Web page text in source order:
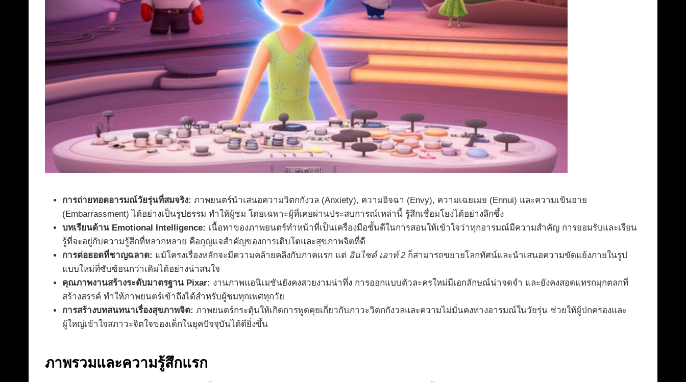
การถ่ายทอดอารมณ์วัยรุ่นที่สมจริง: ภาพยนตร์นำเสนอความวิตกกังวล (Anxiety), ความอิจฉา (Envy), ความเฉยเมย (Ennui) และความเขินอาย
(Embarrassment) ได้อย่างเป็นรูปธรรม ทำให้ผู้ชม โดยเฉพาะผู้ที่เคยผ่านประสบการณ์เหล่านี้ รู้สึกเชื่อมโยงได้อย่างลึกซึ้ง
บทเรียนด้าน Emotional Intelligence: เนื้อหาของภาพยนตร์ทำหน้าที่เป็นเครื่องมือชั้นดีในการสอนให้เข้าใจว่าทุกอารมณ์มีความสำคัญ การยอมรับและเรียน
รู้ที่จะอยู่กับความรู้สึกที่หลากหลาย คือกุญแจสำคัญของการเติบโตและสุขภาพจิตที่ดี
การต่อยอดที่ชาญฉลาด: แม้โครงเรื่องหลักจะมีความคล้ายคลึงกับภาคแรก แต่ อินไซด์ เอาท์ 2ก็สามารถขยายโลกทัศน์และนำเสนอความขัดแย้งภายในรูป
แบบใหม่ที่ซับซ้อนกว่าเดิมได้อย่างน่าสนใจ
คุณภาพงานสร้างระดับมาตรฐาน Pixar: งานภาพแอนิเมชันยังคงสวยงามน่าทึ่ง การออกแบบตัวละครใหม่มีเอกลักษณ์น่าจดจำ และยังคงสอดแทรกมุกตลกที่
สร้างสรรค์ ทำให้ภาพยนตร์เข้าถึงได้สำหรับผู้ชมทุกเพศทุกวัย
การสร้างบทสนทนาเรื่องสุขภาพจิต: ภาพยนตร์กระตุ้นให้เกิดการพูดคุยเกี่ยวกับภาวะวิตกกังวลและความไม่มั่นคงทางอารมณ์ในวัยรุ่น ช่วยให้ผู้ปกครองและ
ผู้ใหญ่เข้าใจสภาวะจิตใจของเด็กในยุคปัจจุบันได้ดียิ่งขึ้น
ภาพรวมและความรู้สึกแรก